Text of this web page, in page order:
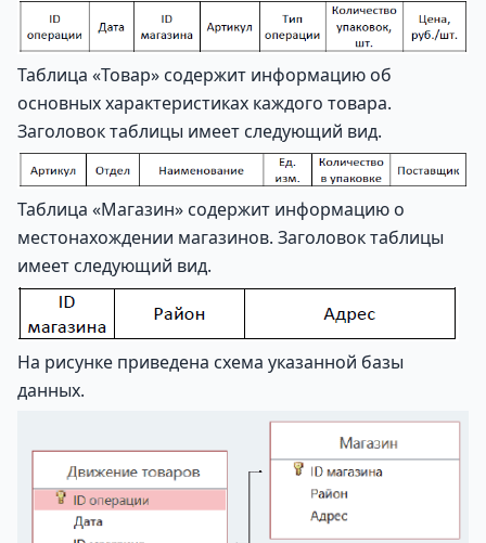
Таблица «Товар» содержит информацию об
основных характеристиках каждого товара.
Заголовок таблицы имеет следующий вид.
Таблица «Магазин» содержит информацию о
местонахождении магазинов. Заголовок таблицы
имеет следующий вид.
На рисунке приведена схема указанной базы
данных.